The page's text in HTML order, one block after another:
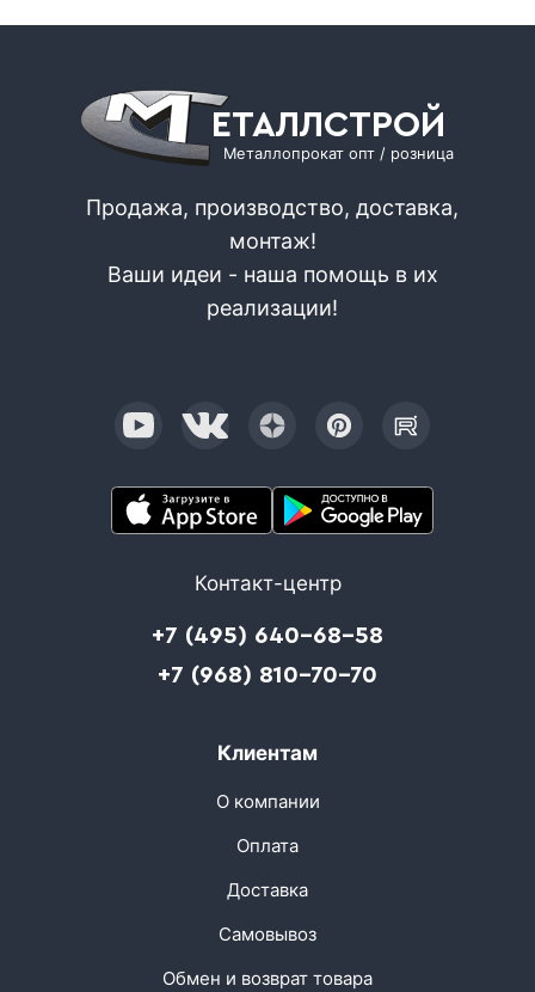
ЕТАЛЛСТРОЙ
Металлопрокат опт / розница
Продажа, производство, доставка,
монтаж!
Ваши идеи - наша помощь в их
реализации!
Контакт-центр
+7 (495) 640-68-58
+7 (968) 810-70-70
Клиентам
О компании
Оплата
Доставка
Самовывоз
Обмен и возврат товара